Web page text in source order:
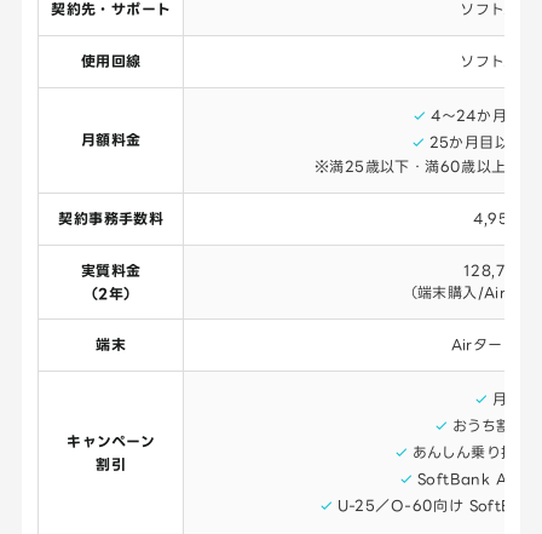
契約先・サポート ソフトバン
使用回線 ソフトバン
月額料金
4～24か月目
25か月目以降
※満25歳以下・満60歳以上な
契約事務手数料 4,950円
実質料金
（2年）
128,700
（端末購入/Airター
端末 Airターミナ
キャンペーン
割引
月月割
おうち割 光
あんしん乗り換え
SoftBank Air め
U-25／O-60向け SoftBank